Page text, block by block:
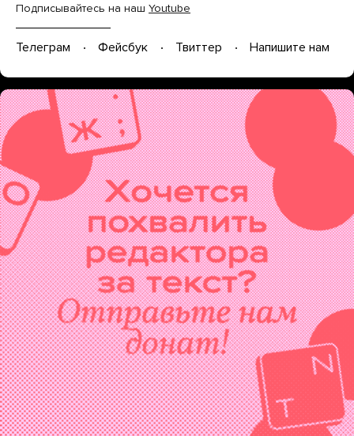
Подписывайтесь на наш Youtube
Телеграм Фейсбук Твиттер Напишите нам